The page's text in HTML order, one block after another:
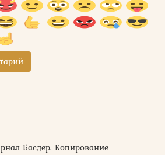
Басдер. Копирование